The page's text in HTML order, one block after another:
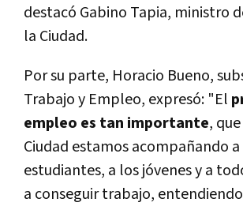
destacó Gabino Tapia, ministro
la Ciudad.
Por su parte, Horacio Bueno,
Trabajo y Empleo, expresó: "El
empleo es tan importante,
Ciudad estamos acompañando
estudiantes, a los jóvenes y a
a conseguir trabajo, entendiendo